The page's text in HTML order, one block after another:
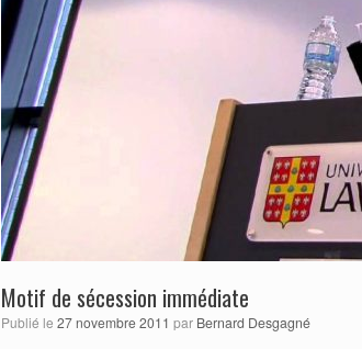
Motif de sécession immédiate
Publié le 27 novembre 2011 par Bernard Desgagné